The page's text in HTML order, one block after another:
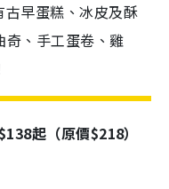
早蛋糕、冰皮及酥
奇、手工蛋卷、雞
起（原價$218）